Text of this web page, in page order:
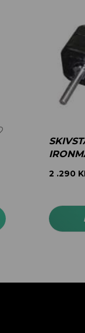
2 .290